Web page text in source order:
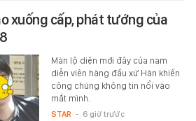
xuống cấp, phát tướng của
Màn lộ diện mới đây của nam
diễn viên hàng đầu xứ Hàn khiến
công chúng không tin nổi vào
mắt mình.
STAR - 6 giờ trước